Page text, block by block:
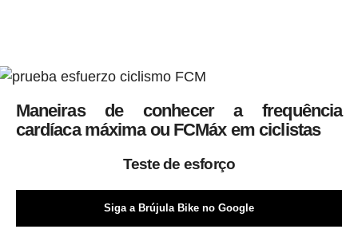
Maneiras de conhecer a frequência
cardíaca máxima ou FCMáx em ciclistas
Teste de esforço
Siga a Brújula Bike no Google